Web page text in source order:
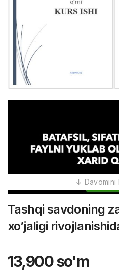
Tashqi savdoning
xo’jaligi
13,900so'm